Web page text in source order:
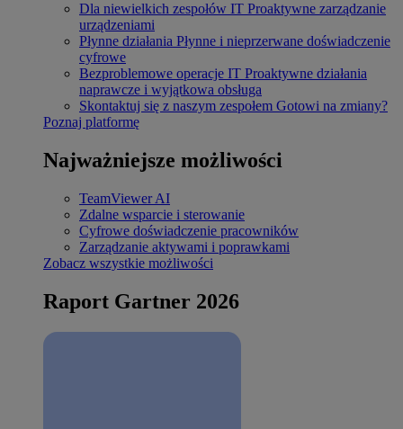
Dla niewielkich zespołów IT Proaktywne zarządzanie
urządzeniami
Płynne działania Płynne i nieprzerwane doświadczenie
cyfrowe
Bezproblemowe operacje IT Proaktywne działania
naprawcze i wyjątkowa obsługa
Skontaktuj się z naszym zespołem Gotowi na zmiany?
Poznaj platformę
Najważniejsze możliwości
TeamViewer AI
Zdalne wsparcie i sterowanie
Cyfrowe doświadczenie pracowników
Zarządzanie aktywami i poprawkami
Zobacz wszystkie możliwości
Raport Gartner 2026